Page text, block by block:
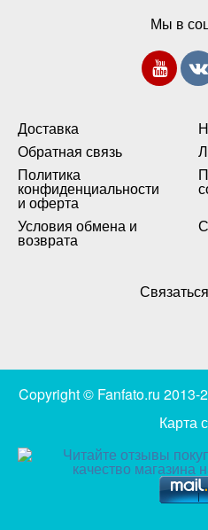
Доставка
Обратная связь
Политика
конфиденциальности
и оферта
Условия обмена и
возврата
Мы в
Copyright © Fanfato.ru
Карта